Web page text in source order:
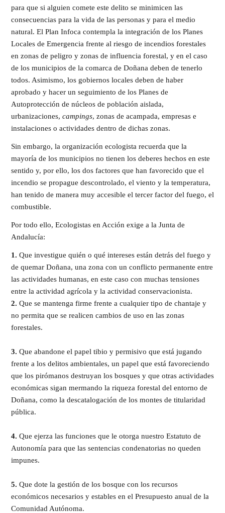
para que si alguien comete este delito se minimicen las
consecuencias para la vida de las personas y para el medio
natural. El Plan Infoca contempla la integración de los Planes
Locales de Emergencia frente al riesgo de incendios forestales
en zonas de peligro y zonas de influencia forestal, y en el caso
de los municipios de la comarca de Doñana deben de tenerlo
todos. Asimismo, los gobiernos locales deben de haber
aprobado y hacer un seguimiento de los Planes de
Autoprotección de núcleos de población aislada,
urbanizaciones, campings, zonas de acampada, empresas e
instalaciones o actividades dentro de dichas zonas.
Sin embargo, la organización ecologista recuerda que la
mayoría de los municipios no tienen los deberes hechos en este
sentido y, por ello, los dos factores que han favorecido que el
incendio se propague descontrolado, el viento y la temperatura,
han tenido de manera muy accesible el tercer factor del fuego, el
combustible.
Por todo ello, Ecologistas en Acción exige a la Junta de
Andalucía:
1. Que investigue quién o qué intereses están detrás del fuego y
de quemar Doñana, una zona con un conflicto permanente entre
las actividades humanas, en este caso con muchas tensiones
entre la actividad agrícola y la actividad conservacionista.
2. Que se mantenga firme frente a cualquier tipo de chantaje y
no permita que se realicen cambios de uso en las zonas
forestales.
3. Que abandone el papel tibio y permisivo que está jugando
frente a los delitos ambientales, un papel que está favoreciendo
que los pirómanos destruyan los bosques y que otras actividades
económicas sigan mermando la riqueza forestal del entorno de
Doñana, como la descatalogación de los montes de titularidad
pública.
4. Que ejerza las funciones que le otorga nuestro Estatuto de
Autonomía para que las sentencias condenatorias no queden
impunes.
5. Que dote la gestión de los bosque con los recursos
económicos necesarios y estables en el Presupuesto anual de la
Comunidad Autónoma.